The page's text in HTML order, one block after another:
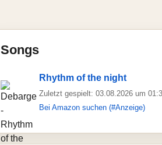
Songs
Rhythm of the night
Zuletzt gespielt: 03.08.2026 um
Bei Amazon suchen (#Anzeige)